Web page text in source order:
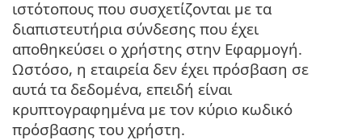
ιστότοπους που συσχετίζονται με τα
διαπιστευτήρια σύνδεσης που έχει
αποθηκεύσει ο χρήστης στην Εφαρμογή.
Ωστόσο, η εταιρεία δεν έχει πρόσβαση σε
αυτά τα δεδομένα, επειδή είναι
κρυπτογραφημένα με τον κύριο κωδικό
πρόσβασης του χρήστη.